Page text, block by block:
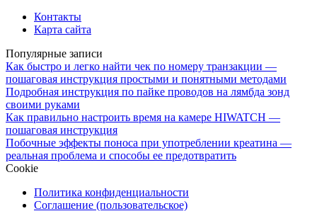
Контакты
Карта сайта
Популярные записи
Как быстро и легко найти чек по номеру транзакции —
пошаговая инструкция простыми и понятными методами
Подробная инструкция по пайке проводов на лямбда зонд
своими руками
Как правильно настроить время на камере HIWATCH —
пошаговая инструкция
Побочные эффекты поноса при употреблении креатина —
реальная проблема и способы ее предотвратить
Cookie
Политика конфиденциальности
Соглашение (пользовательское)